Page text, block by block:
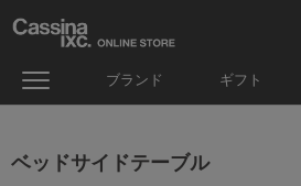
ブランド ギフト
ベッドサイドテーブル